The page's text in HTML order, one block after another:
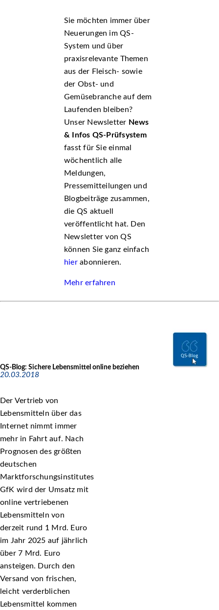
Sie möchten immer über
Neuerungen im QS-
System und über
praxisrelevante Themen
aus der Fleisch- sowie
der Obst- und
Gemüsebranche auf dem
Laufenden bleiben?
Unser Newsletter News
& Infos QS-Prüfsystem
fasst für Sie einmal
wöchentlich alle
Meldungen,
Pressemitteilungen und
Blogbeiträge zusammen,
die QS aktuell
veröffentlicht hat. Den
Newsletter von QS
können Sie ganz einfach
hierabonnieren.
Mehr erfahren
QS-Blog: Sichere Lebensmittel online beziehen
20.03.2018
Der Vertrieb von
Lebensmitteln über das
Internet nimmt immer
mehr in Fahrt auf. Nach
Prognosen des größten
deutschen
Marktforschungsinstitutes
GfK wird der Umsatz mit
online vertriebenen
Lebensmitteln von
derzeit rund 1 Mrd. Euro
im Jahr 2025 auf jährlich
über 7 Mrd. Euro
ansteigen. Durch den
Versand von frischen,
leicht verderblichen
Lebensmittel kommen